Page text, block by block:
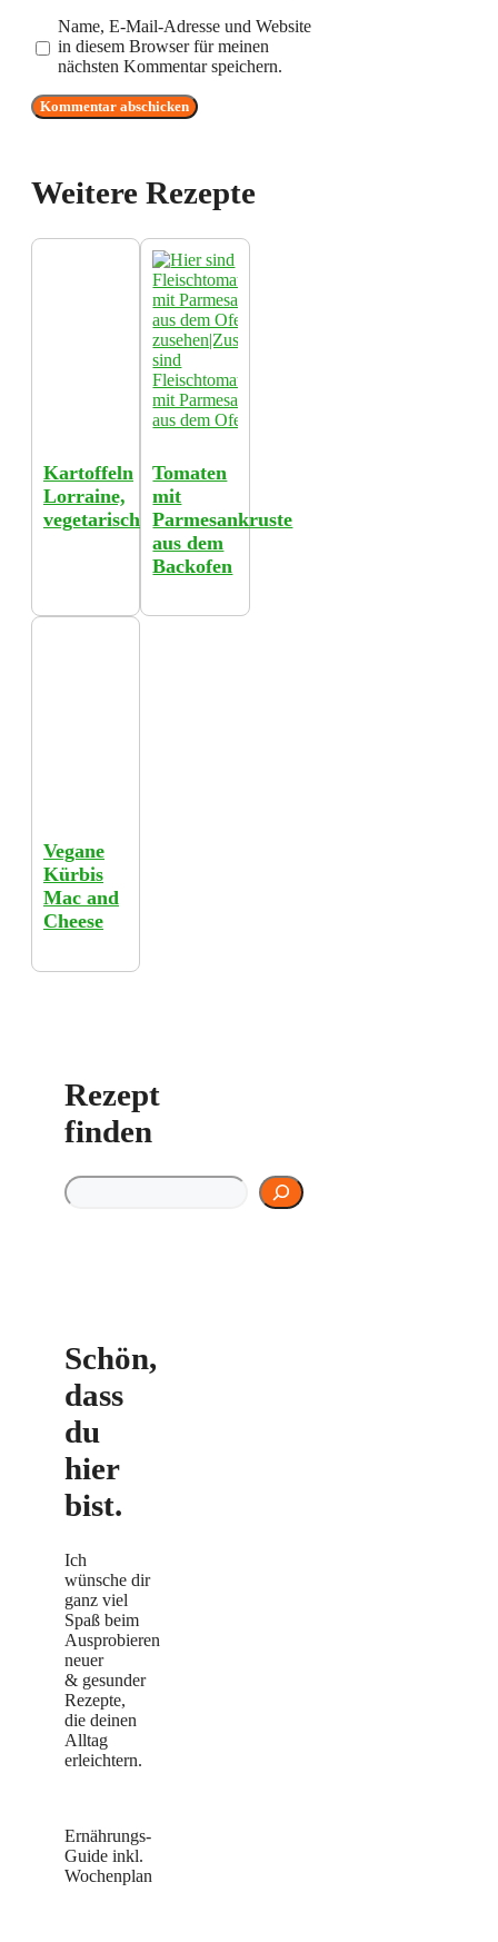
Name, E-Mail-Adresse und Website
in diesem Browser für meinen
nächsten Kommentar speichern.
Weitere Rezepte
Kartoffeln
Lorraine,
vegetarisch
Tomaten
mit
Parmesankruste
aus dem
Backofen
Vegane
Kürbis
Mac and
Cheese
Rezept
finden
Rezept finden
Schön,
dass
du
hier
bist.
Ich
wünsche dir
ganz viel
Spaß beim
Ausprobieren
neuer
& gesunder
Rezepte,
die deinen
Alltag
erleichtern.
Ernährungs-
Guide inkl.
Wochenplan